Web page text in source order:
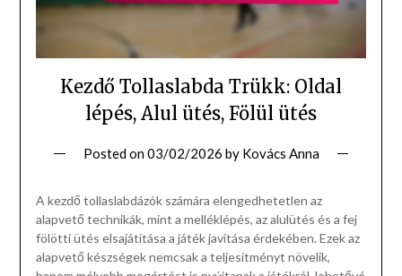
Kezdő Tollaslabda Trükk: Oldal
lépés, Alul ütés, Fölül ütés
Posted on03/02/2026 by Kovács Anna
A kezdő tollaslabdázók számára elengedhetetlen az
alapvető technikák, mint a melléklépés, az alulütés és a fej
fölötti ütés elsajátítása a játék javítása érdekében. Ezek az
alapvető készségek nemcsak a teljesítményt növelik,